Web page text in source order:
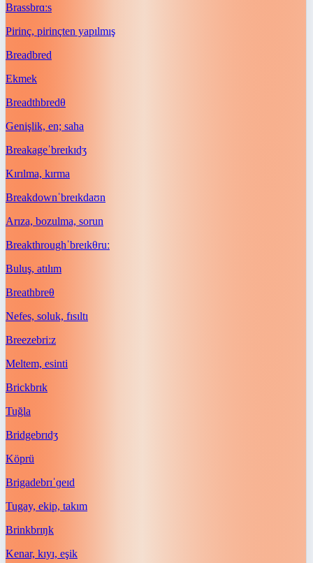
Brassbrɑːs
Pirinç, pirinçten yapılmış
Breadbred
Ekmek
Breadthbredθ
Genişlik, en; saha
Breakageˈbreɪkɪdʒ
Kırılma, kırma
Breakdownˈbreɪkdaʊn
Arıza, bozulma, sorun
Breakthroughˈbreɪkθruː
Buluş, atılım
Breathbreθ
Nefes, soluk, fısıltı
Breezebriːz
Meltem, esinti
Brickbrɪk
Tuğla
Bridgebrɪdʒ
Köprü
Brigadebrɪˈɡeɪd
Tugay, ekip, takım
Brinkbrɪŋk
Kenar, kıyı, eşik